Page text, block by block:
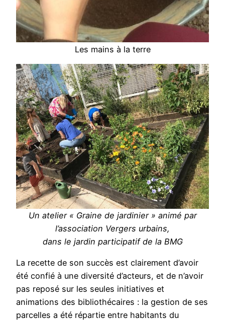
Les mains à la terre
Un atelier « Graine de jardinier » animé par
l’association Vergers urbains,
dans le jardin participatif de la BMG
La recette de son succès est clairement d’avoir
été confié à une diversité d’acteurs, et de n’avoir
pas reposé sur les seules initiatives et
animations des bibliothécaires : la gestion de ses
parcelles a été répartie entre habitants du